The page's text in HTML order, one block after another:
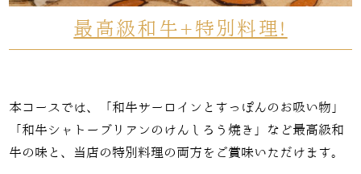
最高級和牛+特別料理!
本コースでは、「和牛サーロインとすっぽんのお吸い物」
「和牛シャトーブリアンのけんしろう焼き」など最高級和
牛の味と、当店の特別料理の両方をご賞味いただけます。